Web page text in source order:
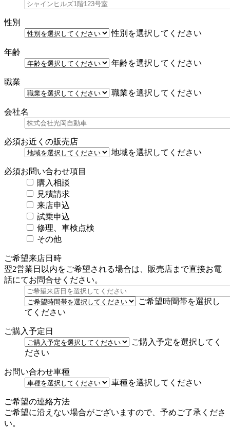
性別
性別を選択してください
年齢
年齢を選択してください
職業
職業を選択してください
会社名
必須お近くの販売店
地域を選択してください
必須お問い合わせ項目
購入相談
見積請求
来店申込
試乗申込
修理、車検点検
その他
ご希望来店日時
翌2営業日以内をご希望される場合は、販売店まで直接お電
話にてお問合せください。
ご希望時間帯を選択し
てください
ご購入予定日
ご購入予定を選択してく
ださい
お問い合わせ車種
車種を選択してください
ご希望の連絡方法
ご希望に沿えない場合がございますので、予めご了承くださ
い。